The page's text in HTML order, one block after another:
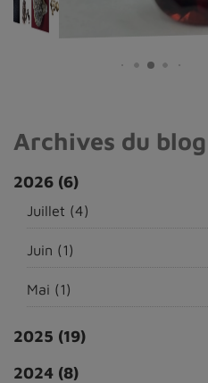
Archives du blog
2026 (6)
Juillet (4)
Juin (1)
Mai (1)
2025 (19)
2024 (8)